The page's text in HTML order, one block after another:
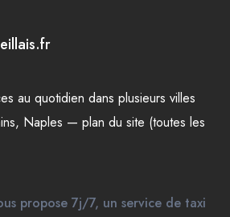
au quotidien dans plusieurs villes
, Naples — plan du site (toutes les
propose 7j/7, un service de taxi